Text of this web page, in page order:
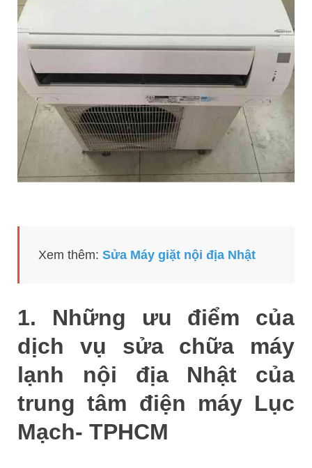
Xem thêm: Sửa Máy giặt nội địa Nhật
1. Những ưu điểm của
dịch vụ sửa chữa máy
lạnh nội địa Nhật của
trung tâm điện máy Lục
Mạch- TPHCM